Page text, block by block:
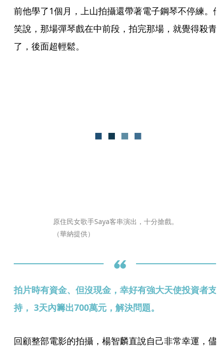
前他學了1個月，上山拍攝還帶著電子鋼琴不停練。
笑說，那場彈琴戲在中前段，拍完那場，就覺得殺青
了，後面超輕鬆。
原住民女歌手Saya客串演出，十分搶戲。
（華納提供）
拍片時有資金、但沒現金，幸好有強大天使投資者支
持， 3天內籌出700萬元，解決問題。
回顧整部電影的拍攝，楊智麟直說自己非常幸運，儘